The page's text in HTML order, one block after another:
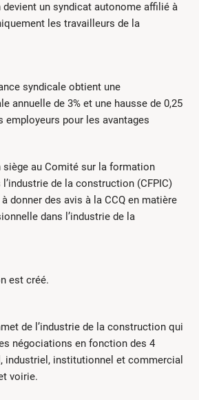
devient un syndicat autonome affilié à
les travailleurs de la
syndicale obtient une
annuelle de 3% et une hausse de 0,25
employeurs pour les avantages
siège au Comité sur la formation
de la construction (CFPIC)
donner des avis à la CCQ en matière
dans l’industrie de la
est créé.
de l’industrie de la construction qui
négociations en fonction des 4
industriel, institutionnel et commercial
voirie.